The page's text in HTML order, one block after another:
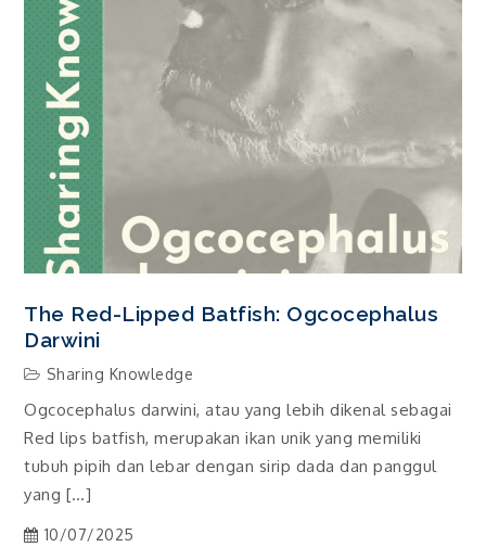
The Red-Lipped Batfish: Ogcocephalus
Darwini
Sharing Knowledge
Ogcocephalus darwini, atau yang lebih dikenal sebagai
Red lips batfish, merupakan ikan unik yang memiliki
tubuh pipih dan lebar dengan sirip dada dan panggul
yang […]
10/07/2025